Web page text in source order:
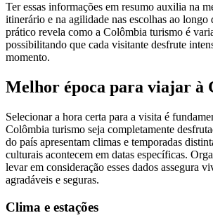
Ter essas informações em resumo auxilia na
itinerário e na agilidade nas escolhas ao longo
prático revela como a Colômbia turismo é
possibilitando que cada visitante desfrute
momento.
Melhor época para viajar à
Selecionar a hora certa para a visita é
Colômbia turismo seja completamente
do país apresentam climas e temporadas
culturais acontecem em datas específicas.
levar em consideração esses dados assegura
agradáveis e seguras.
Clima e estações